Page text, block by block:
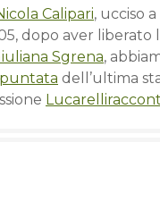
Calipari, ucciso
dopo aver liberato
Sgrena,
puntata dell’ultima